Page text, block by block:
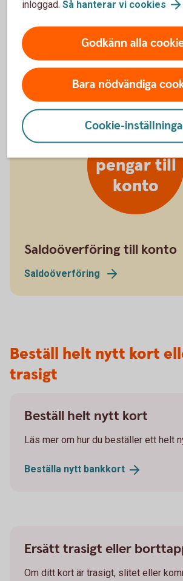
Kan ha glömt kortet
tillfälligt
För över
pengar till
konto
Saldoöverföring till konto
Saldoöverföring
Beställ helt nytt kort
trasigt
Beställ helt nytt kort
Läs mer om hur du beställer ett helt
Beställa nytt bankkort
Ersätt trasigt eller
Om ditt kort är trasigt, slitet eller
inloggad. Så hanterar vi cookies
Godkänn alla
Bara nödvändiga
Cookie-